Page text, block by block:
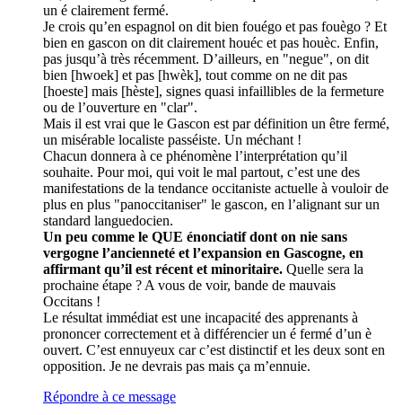
un é clairement fermé.
Je crois qu’en espagnol on dit bien fouégo et pas fouègo ? Et
bien en gascon on dit clairement houéc et pas houèc. Enfin,
pas jusqu’à très récemment. D’ailleurs, en "negue", on dit
bien [hwoek] et pas [hwèk], tout comme on ne dit pas
[hoeste] mais [hèste], signes quasi infaillibles de la fermeture
ou de l’ouverture en "clar".
Mais il est vrai que le Gascon est par définition un être fermé,
un misérable localiste passéiste. Un méchant !
Chacun donnera à ce phénomène l’interprétation qu’il
souhaite. Pour moi, qui voit le mal partout, c’est une des
manifestations de la tendance occitaniste actuelle à vouloir de
plus en plus "panoccitaniser" le gascon, en l’alignant sur un
standard languedocien.
Un peu comme le QUE énonciatif dont on nie sans
vergogne l’ancienneté et l’expansion en Gascogne, en
affirmant qu’il est récent et minoritaire. Quelle sera la
prochaine étape ? A vous de voir, bande de mauvais
Occitans !
Le résultat immédiat est une incapacité des apprenants à
prononcer correctement et à différencier un é fermé d’un è
ouvert. C’est ennuyeux car c’est distinctif et les deux sont en
opposition. Je ne devrais pas mais ça m’ennuie.
Répondre à ce message